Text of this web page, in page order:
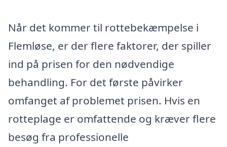
Når det kommer til rottebekæmpelse i
Flemløse, er der flere faktorer, der spiller
ind på prisen for den nødvendige
behandling. For det første påvirker
omfanget af problemet prisen. Hvis en
rotteplage er omfattende og kræver flere
besøg fra professionelle